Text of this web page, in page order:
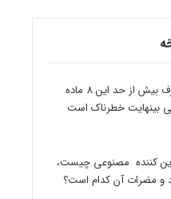
مصرف بیش از حد این 8 ماده
بینهایت خطرناک است
کننده مصنوعی چیست،
و مضرات آن کدام است؟